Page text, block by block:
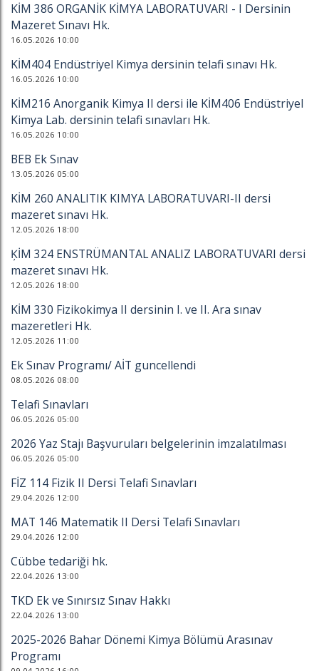
KİM 386 ORGANİK KİMYA LABORATUVARI - I Dersinin
Mazeret Sınavı Hk.
16.05.2026 10:00
KİM404 Endüstriyel Kimya dersinin telafi sınavı Hk.
16.05.2026 10:00
KİM216 Anorganik Kimya II dersi ile KİM406 Endüstriyel
Kimya Lab. dersinin telafi sınavları Hk.
16.05.2026 10:00
BEB Ek Sınav
13.05.2026 05:00
KİM 260 ANALITIK KIMYA LABORATUVARI-II dersi
mazeret sınavı Hk.
12.05.2026 18:00
ĶİM 324 ENSTRÜMANTAL ANALIZ LABORATUVARI dersi
mazeret sınavı Hk.
12.05.2026 18:00
KİM 330 Fizikokimya II dersinin I. ve II. Ara sınav
mazeretleri Hk.
12.05.2026 11:00
Ek Sınav Programı/ AİT guncellendi
08.05.2026 08:00
Telafi Sınavları
06.05.2026 05:00
2026 Yaz Stajı Başvuruları belgelerinin imzalatılması
06.05.2026 05:00
FİZ 114 Fizik II Dersi Telafi Sınavları
29.04.2026 12:00
MAT 146 Matematik II Dersi Telafi Sınavları
29.04.2026 12:00
Cübbe tedariği hk.
22.04.2026 13:00
TKD Ek ve Sınırsız Sınav Hakkı
22.04.2026 13:00
2025-2026 Bahar Dönemi Kimya Bölümü Arasınav
Programı